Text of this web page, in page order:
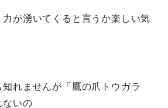
が湧いてくると言うか楽しい気
れませんが「鷹の爪トウガラ
ないの